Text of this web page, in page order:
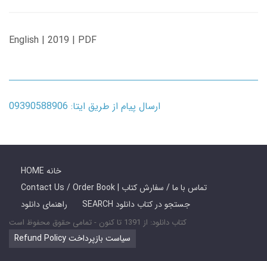
English | 2019 | PDF
ارسال پیام از طریق ایتا: 09390588906
HOME خانه
Contact Us / Order Book | تماس با ما / سفارش کتاب
راهنمای دانلود
SEARCH جستجو در کتاب دانلود
کتاب دانلود: از 1391 تا کنون - تمامی حقوق محفوظ است
Refund Policy سیاست بازپرداخت